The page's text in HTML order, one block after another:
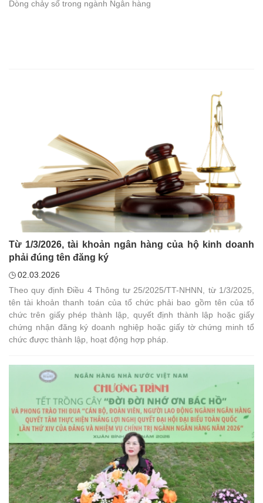
Dòng chảy số trong ngành Ngân hàng
Từ 1/3/2026, tài khoản ngân hàng của hộ kinh doanh
phải đúng tên đăng ký
02.03.2026
Theo quy định Điều 4 Thông tư 25/2025/TT-NHNN, từ 1/3/2025,
tên tài khoản thanh toán của tổ chức phải bao gồm tên của tổ
chức trên giấy phép thành lập, quyết định thành lập hoặc giấy
chứng nhận đăng ký doanh nghiệp hoặc giấy tờ chứng minh tổ
chức được thành lập, hoạt động hợp pháp.